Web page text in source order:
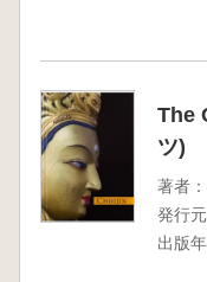
The
ツ)
著者：
発行元
出版年